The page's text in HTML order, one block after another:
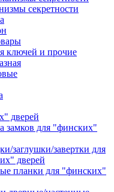
секретности
ключей и прочие
дверей
замков для "финских"
заглушки/завертки для
дверей
планки для "финских"